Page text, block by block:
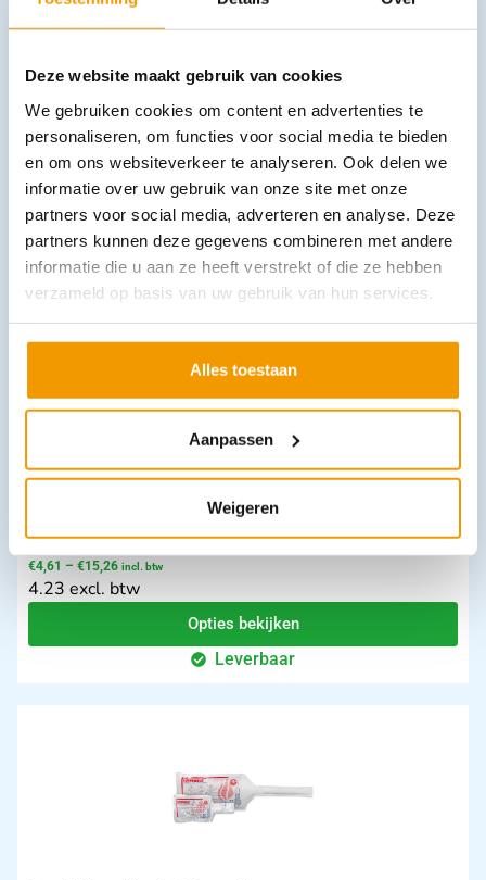
Deze website maakt gebruik van cookies
We gebruiken cookies om content en advertenties te
personaliseren, om functies voor social media te bieden
en om ons websiteverkeer te analyseren. Ook delen we
informatie over uw gebruik van onze site met onze
partners voor social media, adverteren en analyse. Deze
partners kunnen deze gegevens combineren met andere
informatie die u aan ze heeft verstrekt of die ze hebben
verzameld op basis van uw gebruik van hun services.
Alles toestaan
Aanpassen
Weigeren
Verbandgaas in stroken NOBAMULL -NS- 40m x 80cm
€27,99 incl. btw
25.68 excl. btw
In winkelwagen
Absorberend wondverband NOBASORB steriel
€4,61 – €15,26 incl. btw
4.23 excl. btw
Opties bekijken
Leverbaar